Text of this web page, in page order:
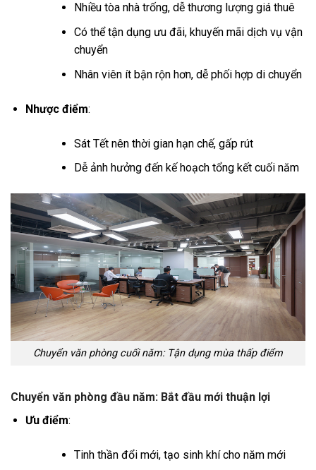
Nhiều tòa nhà trống, dễ thương lượng giá thuê
Có thể tận dụng ưu đãi, khuyến mãi dịch vụ vận
chuyển
Nhân viên ít bận rộn hơn, dễ phối hợp di chuyển
Nhược điểm:
Sát Tết nên thời gian hạn chế, gấp rút
Dễ ảnh hưởng đến kế hoạch tổng kết cuối năm
Chuyển văn phòng cuối năm: Tận dụng mùa thấp điểm
Chuyển văn phòng đầu năm: Bắt đầu mới thuận lợi
Ưu điểm:
Tinh thần đổi mới, tạo sinh khí cho năm mới